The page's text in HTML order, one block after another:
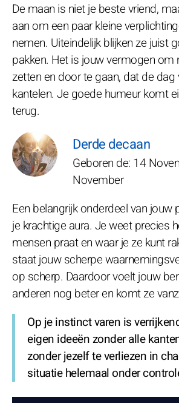
De maan is niet je beste vriend,
aan om een paar kleine
nemen. Uiteindelijk blijken ze juist
pakken. Het is jouw vermogen
zetten en door te gaan, dat de dag
kantelen. Je goede humeur komt
terug.
Derde decaan
Geboren de: 14
November
Een belangrijk onderdeel van jouw
je krachtige aura. Je weet precies
mensen praat en waar je ze kunt
staat jouw scherpe
op scherp. Daardoor voelt jouw
anderen nog beter en komt ze
Op je instinct varen is
eigen ideeën zonder alle
zonder jezelf te verliezen in
situatie helemaal onder